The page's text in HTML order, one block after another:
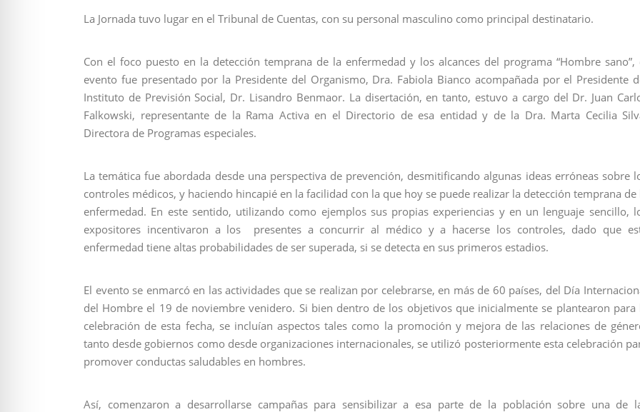
La Jornada tuvo lugar en el Tribunal de Cuentas, con su personal masculino como principal destinatario.
Con el foco puesto en la detección temprana de la enfermedad y los alcances del programa “Hombre sano”,
evento fue presentado por la Presidente del Organismo, Dra. Fabiola Bianco acompañada por el Presidente
Instituto de Previsión Social, Dr. Lisandro Benmaor. La disertación, en tanto, estuvo a cargo del Dr. Juan
Falkowski, representante de la Rama Activa en el Directorio de esa entidad y de la Dra. Marta Cecilia
Directora de Programas especiales.
La temática fue abordada desde una perspectiva de prevención, desmitificando algunas ideas erróneas sobre
controles médicos, y haciendo hincapié en la facilidad con la que hoy se puede realizar la detección temprana de
enfermedad. En este sentido, utilizando como ejemplos sus propias experiencias y en un lenguaje sencillo,
expositores incentivaron a los presentes a concurrir al médico y a hacerse los controles, dado que
enfermedad tiene altas probabilidades de ser superada, si se detecta en sus primeros estadios.
El evento se enmarcó en las actividades que se realizan por celebrarse, en más de 60 países, del Día
del Hombre el 19 de noviembre venidero. Si bien dentro de los objetivos que inicialmente se plantearon para
celebración de esta fecha, se incluían aspectos tales como la promoción y mejora de las relaciones de
tanto desde gobiernos como desde organizaciones internacionales, se utilizó posteriormente esta celebración
promover conductas saludables en hombres.
Así, comenzaron a desarrollarse campañas para sensibilizar a esa parte de la población sobre una de